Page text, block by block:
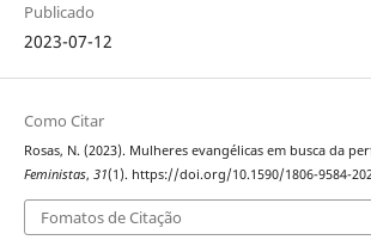
Publicado
2023-07-12
Como Citar
Rosas, N. (2023). Mulheres evangélicas em busca da
Feministas, 31(1). https://doi.org/10.1590/1806-9584-
Fomatos de Citação